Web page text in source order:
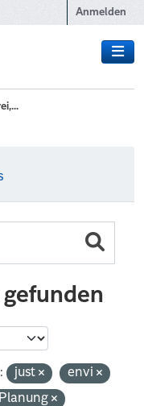
Anmelden
just
envi
Planung